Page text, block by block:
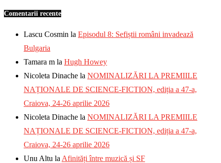
Comentarii recente
Lascu Cosmin la Episodul 8: Sefiștii români invadează
Bulgaria
Tamara m la Hugh Howey
Nicoleta Dinache la NOMINALIZĂRI LA PREMIILE
NAȚIONALE DE SCIENCE-FICTION, ediția a 47-a,
Craiova, 24-26 aprilie 2026
Nicoleta Dinache la NOMINALIZĂRI LA PREMIILE
NAȚIONALE DE SCIENCE-FICTION, ediția a 47-a,
Craiova, 24-26 aprilie 2026
Unu Altu la Afinități între muzică și SF